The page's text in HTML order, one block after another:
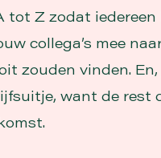
tot Z zodat
collega’s mee
zouden vinden.
want de rest